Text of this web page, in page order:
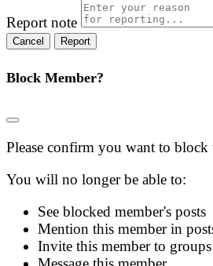
Report note
Report
Block Member?
Please confirm you want to block
You will no longer be able to:
See blocked member's posts
Mention this member in
Invite this member to groups